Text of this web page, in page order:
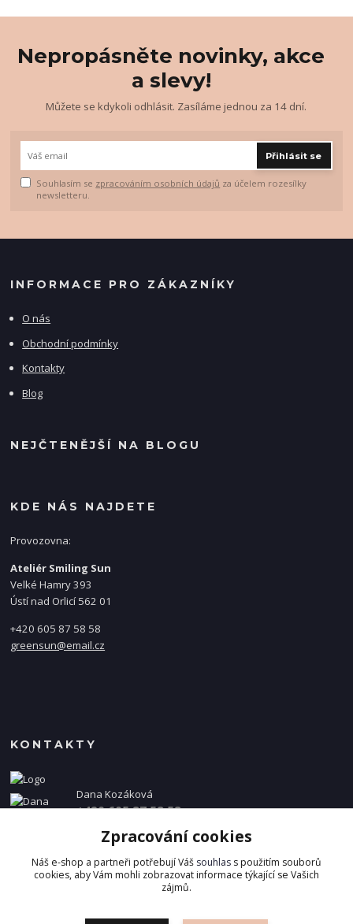
Nepropásněte novinky, akce
a slevy!
Můžete se kdykoli odhlásit. Zasíláme jednou za 14 dní.
Přihlásit se
Souhlasím se zpracováním osobních údajů za účelem rozesílky
newsletteru.
INFORMACE PRO ZÁKAZNÍKY
O nás
Obchodní podmínky
Kontakty
Blog
NEJČTENĚJŠÍ NA BLOGU
KDE NÁS NAJDETE
Provozovna:
Ateliér Smiling Sun
Velké Hamry 393
Ústí nad Orlicí 562 01
+420 605 87 58 58
greensun@email.cz
KONTAKTY
Dana Kozáková
+420 605 87 58 58
info@danakozakova.cz
Zpracování cookies
Náš e-shop a partneři potřebují Váš souhlas s použitím souborů
cookies, aby Vám mohli zobrazovat informace týkající se Vašich
zájmů.